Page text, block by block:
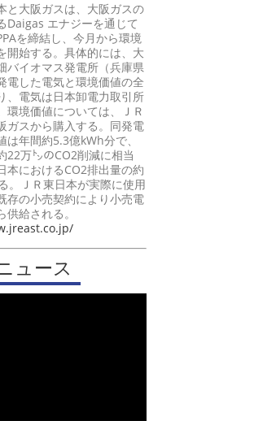
と大阪ガスは、大阪ガスの
Daigas エナジーを通じて
を締結し、今月から環境
開始する。具体的には、大
バイオマス発電所（兵庫県
電した電気と環境価値の全
、電気は日本卸電力取引所
環境価値については、ＪＲ
ガスから購入する。同発電
は年間約5.3億kWh分で、
22万㌧のCO2削減に相当
本におけるCO2排出量の約
。ＪＲ東日本が実際に使用
存の小売契約により小売電
給される。
ュース